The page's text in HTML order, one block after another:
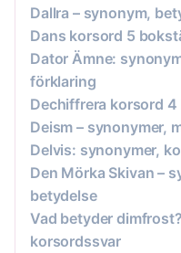
Dallra – synonym,
Dans korsord 5
Dator Ämne:
förklaring
Dechiffrera korsord
Deism – synonymer,
Delvis: synonymer,
Den Mörka Skivan –
betydelse
Vad betyder
korsordssvar